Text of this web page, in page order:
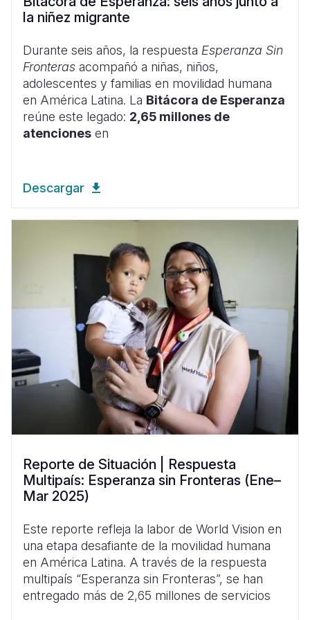
la niñez migrante
Durante seis años, la respuesta Esperanza Sin
Fronteras acompañó a niñas, niños,
adolescentes y familias en movilidad humana
en América Latina. La Bitácora de Esperanza
reúne este legado: 2,65 millones de
atenciones en
Descargar
Reporte de Situación | Respuesta
Multipaís: Esperanza sin Fronteras (Ene–
Mar 2025)
Este reporte refleja la labor de World Vision en
una etapa desafiante de la movilidad humana
en América Latina. A través de la respuesta
multipaís “Esperanza sin Fronteras”, se han
entregado más de 2,65 millones de servicios